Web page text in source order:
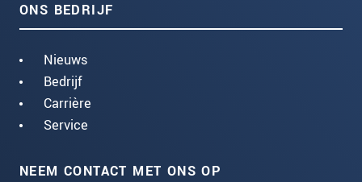
ONS BEDRIJF
Nieuws
Bedrijf
Carrière
Service
NEEM CONTACT MET ONS OP